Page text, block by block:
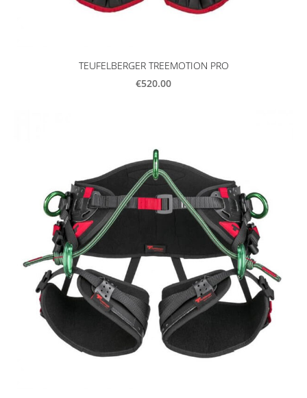
TEUFELBERGER TREEMOTION PRO
€520.00